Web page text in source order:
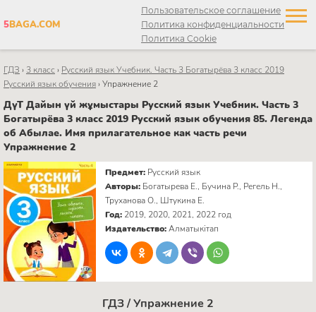
5BAGA.COM
Пользовательское соглашение
Политика конфиденциальности
Политика Cookie
ГДЗ › 3 класс › Русский язык Учебник. Часть 3 Богатырёва 3 класс 2019
Русский язык обучения›Упражнение 2
ДүТ Дайын үй жұмыстары Русский язык Учебник. Часть 3
Богатырёва 3 класс 2019 Русский язык обучения 85. Легенда
об Абылае. Имя прилагательное как часть речи
Упражнение 2
Предмет: Русский язык
Авторы: Богатырева Е., Бучина Р., Регель Н.,
Труханова О., Штукина Е.
Год: 2019, 2020, 2021, 2022 год
Издательство:Алматыкітап
ГДЗ / Упражнение 2